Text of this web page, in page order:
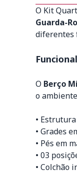
O Kit
Guarda-
diferentes
O Berço
o
•
• Grades
• Pés em
• 03
• Colchão